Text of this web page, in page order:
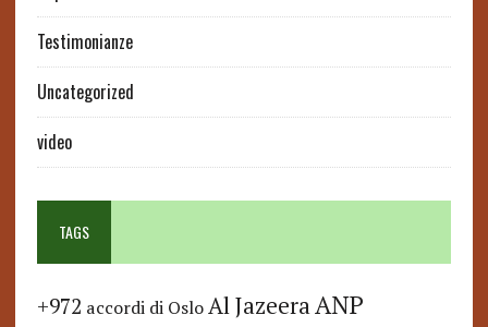
Testimonianze
Uncategorized
video
TAGS
+972 accordi di Oslo Al JazeeraANP